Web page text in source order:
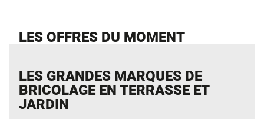
LES OFFRES DU MOMENT
LES GRANDES MARQUES DE
BRICOLAGE EN TERRASSE ET
JARDIN